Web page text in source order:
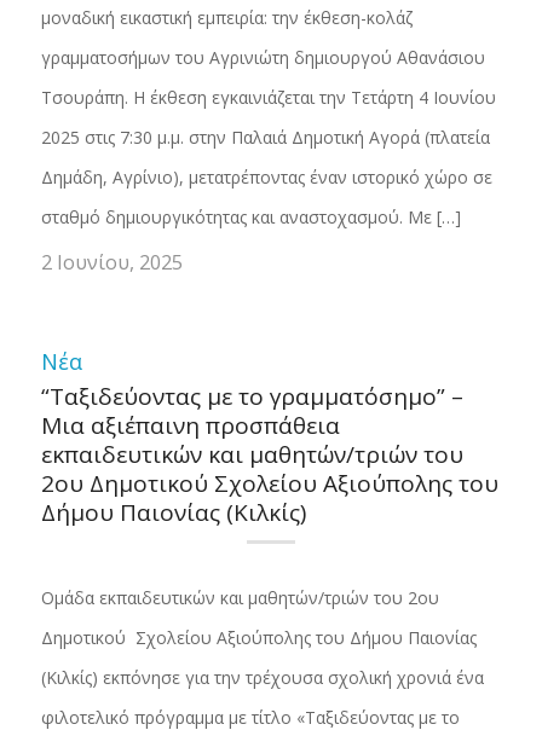
μοναδική εικαστική εμπειρία: την έκθεση-κολάζ
γραμματοσήμων του Αγρινιώτη δημιουργού Αθανάσιου
Τσουράπη. Η έκθεση εγκαινιάζεται την Τετάρτη 4 Ιουνίου
2025 στις 7:30 μ.μ. στην Παλαιά Δημοτική Αγορά (πλατεία
Δημάδη, Αγρίνιο), μετατρέποντας έναν ιστορικό χώρο σε
σταθμό δημιουργικότητας και αναστοχασμού. Με […]
2 Ιουνίου, 2025
Νέα
“Ταξιδεύοντας με το γραμματόσημο” –
Μια αξιέπαινη προσπάθεια
εκπαιδευτικών και μαθητών/τριών του
2ου Δημοτικού Σχολείου Αξιούπολης του
Δήμου Παιονίας (Κιλκίς)
Ομάδα εκπαιδευτικών και μαθητών/τριών του 2ου
Δημοτικού Σχολείου Αξιούπολης του Δήμου Παιονίας
(Κιλκίς) εκπόνησε για την τρέχουσα σχολική χρονιά ένα
φιλοτελικό πρόγραμμα με τίτλο «Ταξιδεύοντας με το